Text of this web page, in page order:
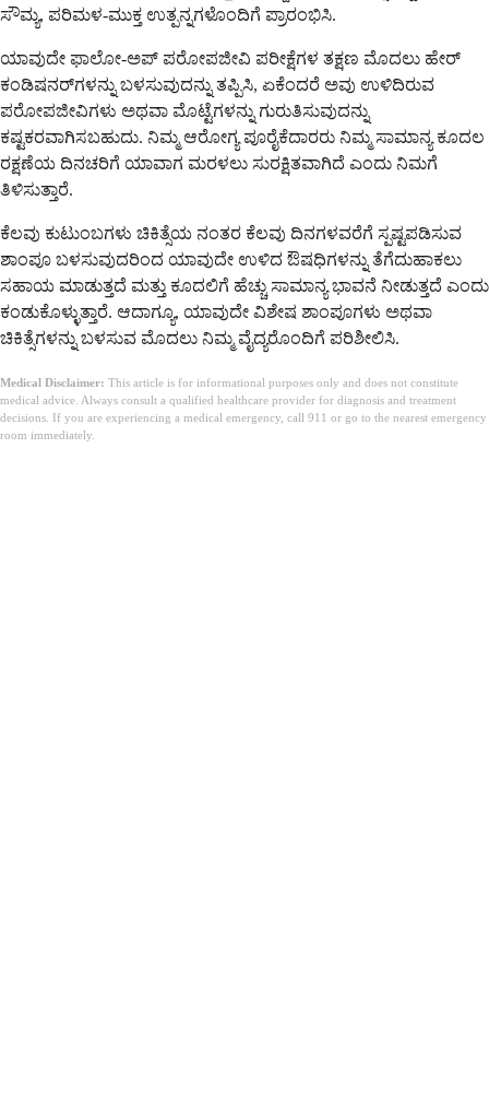
ಸೌಮ್ಯ, ಪರಿಮಳ-ಮುಕ್ತ ಉತ್ಪನ್ನಗಳೊಂದಿಗೆ ಪ್ರಾರಂಭಿಸಿ.
ಯಾವುದೇ ಫಾಲೋ-ಅಪ್ ಪರೋಪಜೀವಿ ಪರೀಕ್ಷೆಗಳ ತಕ್ಷಣ ಮೊದಲು ಹೇರ್
ಕಂಡಿಷನರ್‌ಗಳನ್ನು ಬಳಸುವುದನ್ನು ತಪ್ಪಿಸಿ, ಏಕೆಂದರೆ ಅವು ಉಳಿದಿರುವ
ಪರೋಪಜೀವಿಗಳು ಅಥವಾ ಮೊಟ್ಟೆಗಳನ್ನು ಗುರುತಿಸುವುದನ್ನು
ಕಷ್ಟಕರವಾಗಿಸಬಹುದು. ನಿಮ್ಮ ಆರೋಗ್ಯ ಪೂರೈಕೆದಾರರು ನಿಮ್ಮ ಸಾಮಾನ್ಯ ಕೂದಲ
ರಕ್ಷಣೆಯ ದಿನಚರಿಗೆ ಯಾವಾಗ ಮರಳಲು ಸುರಕ್ಷಿತವಾಗಿದೆ ಎಂದು ನಿಮಗೆ
ತಿಳಿಸುತ್ತಾರೆ.
ಕೆಲವು ಕುಟುಂಬಗಳು ಚಿಕಿತ್ಸೆಯ ನಂತರ ಕೆಲವು ದಿನಗಳವರೆಗೆ ಸ್ಪಷ್ಟಪಡಿಸುವ
ಶಾಂಪೂ ಬಳಸುವುದರಿಂದ ಯಾವುದೇ ಉಳಿದ ಔಷಧಿಗಳನ್ನು ತೆಗೆದುಹಾಕಲು
ಸಹಾಯ ಮಾಡುತ್ತದೆ ಮತ್ತು ಕೂದಲಿಗೆ ಹೆಚ್ಚು ಸಾಮಾನ್ಯ ಭಾವನೆ ನೀಡುತ್ತದೆ ಎಂದು
ಕಂಡುಕೊಳ್ಳುತ್ತಾರೆ. ಆದಾಗ್ಯೂ, ಯಾವುದೇ ವಿಶೇಷ ಶಾಂಪೂಗಳು ಅಥವಾ
ಚಿಕಿತ್ಸೆಗಳನ್ನು ಬಳಸುವ ಮೊದಲು ನಿಮ್ಮ ವೈದ್ಯರೊಂದಿಗೆ ಪರಿಶೀಲಿಸಿ.
Medical Disclaimer: This article is for informational purposes only and does not constitute
medical advice. Always consult a qualified healthcare provider for diagnosis and treatment
decisions. If you are experiencing a medical emergency, call 911 or go to the nearest emergency
room immediately.